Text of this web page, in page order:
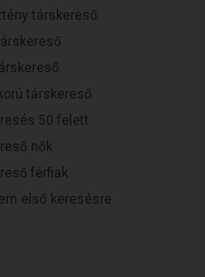
társkereső
társkereső
50 felett
nők
férfiak
első keresésre